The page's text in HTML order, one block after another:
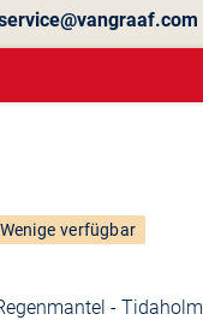
- Tidaholm
Wenige verfügbar